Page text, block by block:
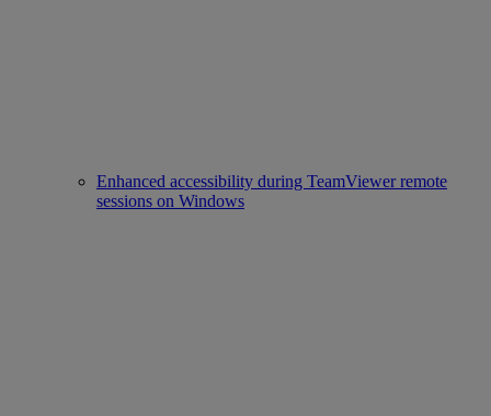
Enhanced accessibility during TeamViewer remote
sessions on Windows